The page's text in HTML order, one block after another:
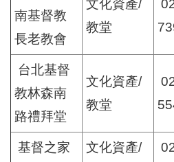
南基督教
長老教會
文化資產/
教堂
台北基督
教林森南
路禮拜堂
文化資產/
教堂
基督之家
文化資產/